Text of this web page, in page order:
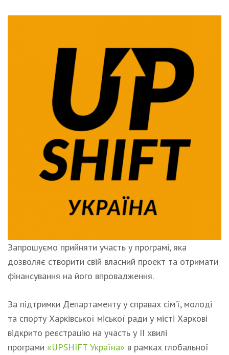
Запрошуємо прийняти участь у програмі, яка
дозволяє створити свій власний проект та отримати
фінансування на його впровадження.
За підтримки Департаменту у справах сім’ї, молоді
та спорту Харківської міської ради у місті Харкові
відкрито реєстрацію на участь у II хвилі
програми «UPSHIFT Україна» в рамках глобальної